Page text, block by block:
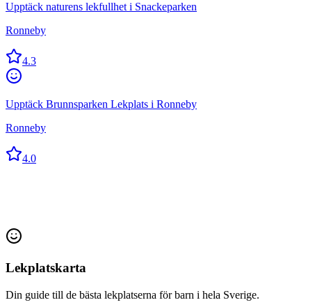
Upptäck naturens lekfullhet i Snackeparken
Ronneby
4.3
Upptäck Brunnsparken Lekplats i Ronneby
Ronneby
4.0
Lekplatskarta
Din guide till de bästa lekplatserna för barn i hela Sverige.